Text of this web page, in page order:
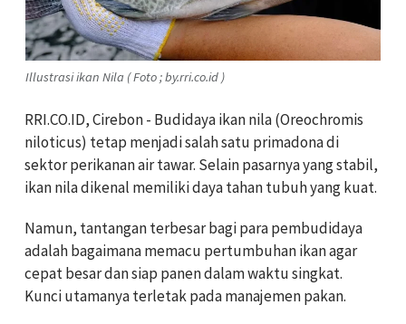
Illustrasi ikan Nila ( Foto ; by.rri.co.id )
RRI.CO.ID, Cirebon - Budidaya ikan nila (Oreochromis
niloticus) tetap menjadi salah satu primadona di
sektor perikanan air tawar. Selain pasarnya yang stabil,
ikan nila dikenal memiliki daya tahan tubuh yang kuat.
Namun, tantangan terbesar bagi para pembudidaya
adalah bagaimana memacu pertumbuhan ikan agar
cepat besar dan siap panen dalam waktu singkat.
Kunci utamanya terletak pada manajemen pakan.